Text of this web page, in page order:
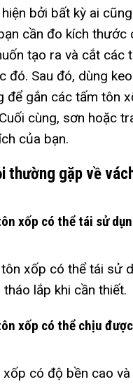
bởi bất kỳ ai
cần đo kích thước
tạo ra và cắt các
đó. Sau đó, dùng
để gắn các tấm tôn
cùng, sơn hoặc
của bạn.
thường gặp về
xốp có thể tái sử
xốp có thể tái sử
lắp khi cần thiết.
xốp có thể chịu
có độ bền cao